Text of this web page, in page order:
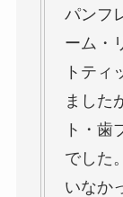
パンフ
ーム・
トティ
ました
ト・歯
でした
いなか